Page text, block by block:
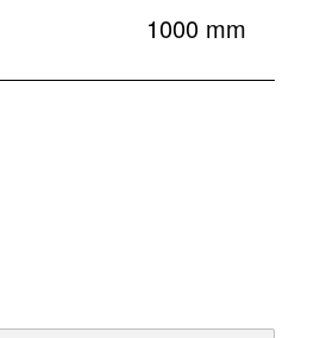
1000 mm